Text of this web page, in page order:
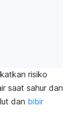
risiko
saat sahur dan
dan bibir